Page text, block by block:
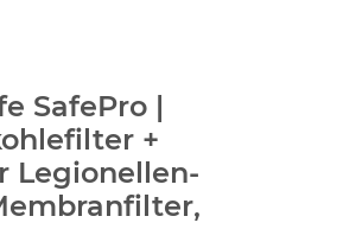
SafePro |
+
Legionellen-